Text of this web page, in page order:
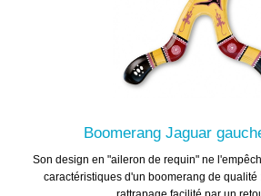
Boomerang Jaguar
Son design en "aileron de requin" ne
caractéristiques d'un boomerang de qualité
rattrapage facilité par un